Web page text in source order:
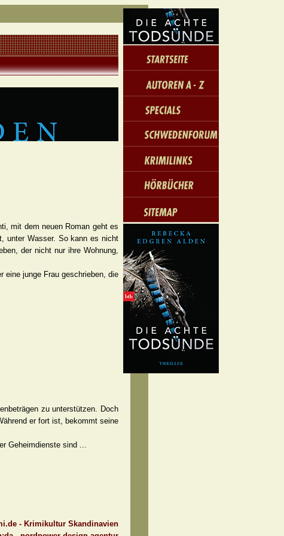
mit dem neuen Roman geht es
unter Wasser. So kann es nicht
der nicht nur ihre Wohnung,
eine junge Frau geschrieben, die
zu unterstützen. Doch
er fort ist, bekommt seine
Geheimdienste sind ...
- Krimikultur Skandinavien